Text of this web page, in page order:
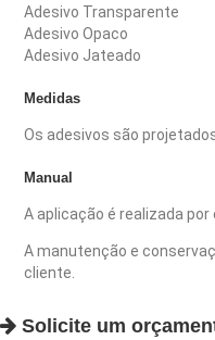
Adesivo Transparente
Adesivo Opaco
Adesivo Jateado
Medidas
Os adesivos são
Manual
A aplicação é realizada por
A manutenção e
cliente.
Solicite um